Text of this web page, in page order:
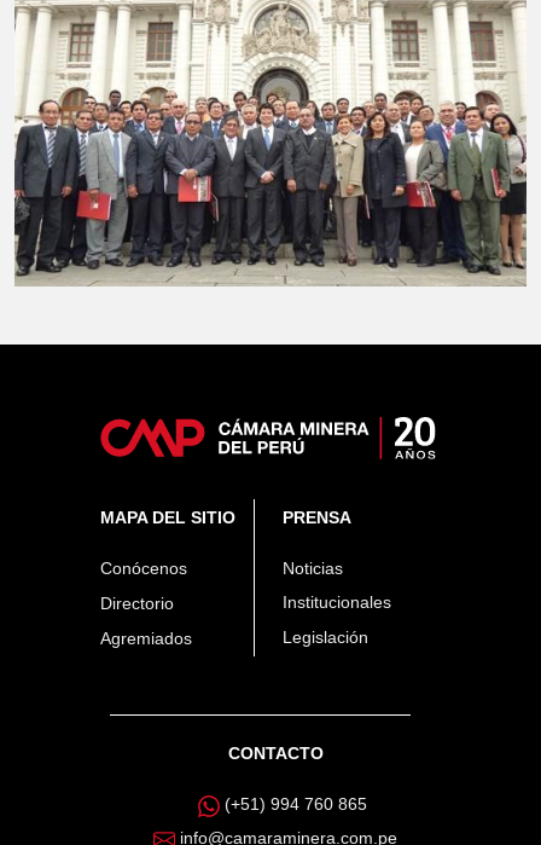
MAPA DEL SITIO
Conócenos
Directorio
Agremiados
PRENSA
Noticias
Institucionales
Legislación
CONTACTO
(+51) 994 760 865
info@camaraminera.com.pe